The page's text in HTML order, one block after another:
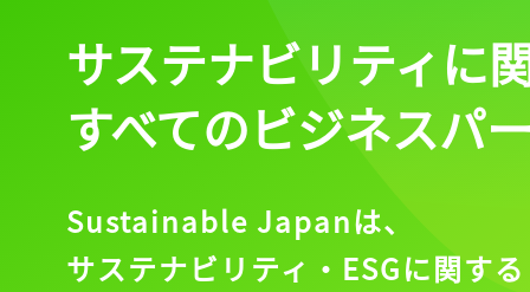
会員登録
サステナビリティに
すべてのビジネスパ
Sustainable Japanは、
サステナビリティ・ESGに関する